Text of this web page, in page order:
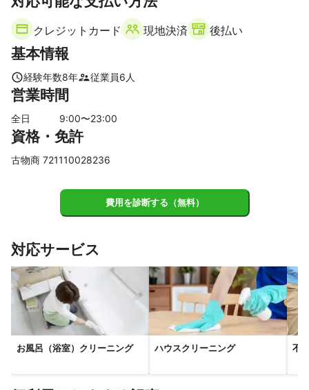
【香川県
直島町 坂出市 丸亀市 宇多津町
多度津町
善通寺市
琴平町
【広島県】
福山市 神石高原町
クレジットカード 現地決済 後払い
基本情報
経験年数8年 従業員6 人
営業時間
全日 9:00〜23:00
資格・免許
古物商 721110028236
費用を診断する（無料）
対応サービス
お風呂（浴室）クリーニング ハウスクリーニング 不